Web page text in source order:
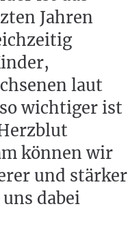
Jahren
laut
wichtiger ist
können wir
und stärker
dabei